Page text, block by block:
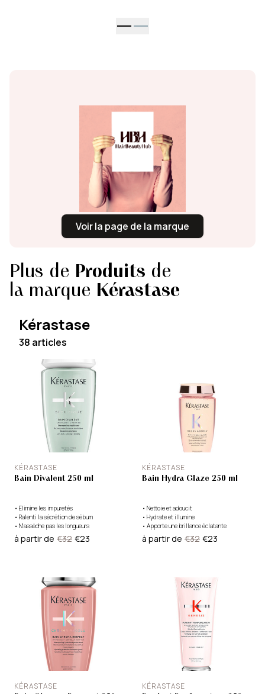
Voir la page de la marque
Plus de Produits de
la marque Kérastase
Kérastase
38 articles
KÉRASTASE
Bain Divalent 250 ml
• Elimine les impuretés
• Ralenti la sécrétion de sébum
• N'assèche pas les longueurs
à partir de €32 €23
KÉRASTASE
Bain Hydra Glaze 250 ml
• Nettoie et adoucit
• Hydrate et illumine
• Apporte une brillance éclatante
à partir de €32 €23
KÉRASTASE KÉRASTASE